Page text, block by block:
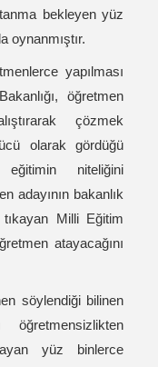
bekleyen yüz
oynanmıştır.
yapılması
öğretmen
çözmek
olarak gördüğü
niteliğini
adayının bakanlık
tıkayan Milli Eğitim
atayacağını
söylendiği bilinen
yüz binlerce